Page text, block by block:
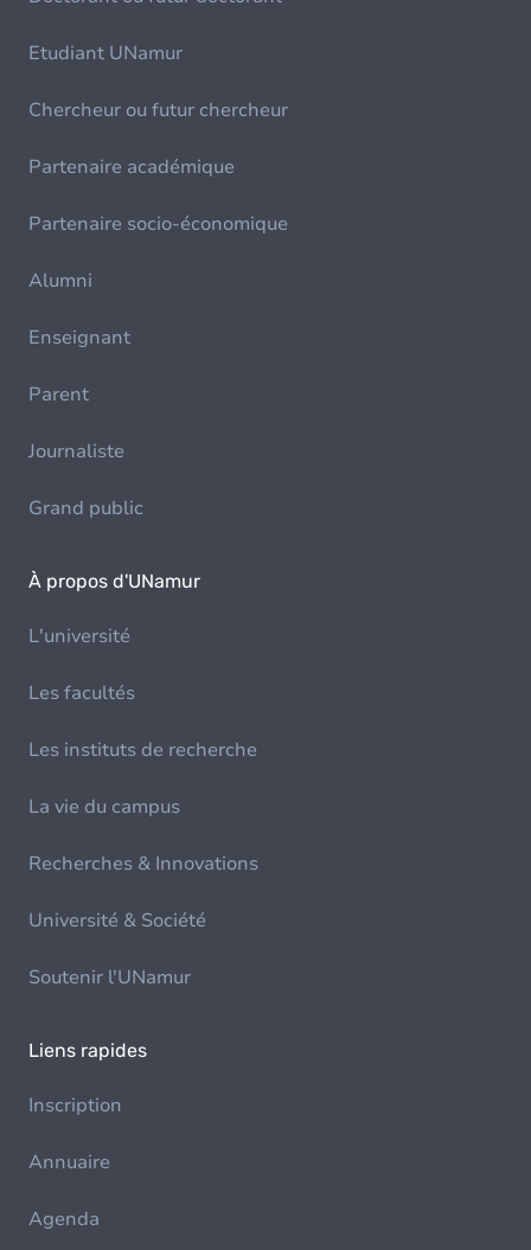
Etudiant UNamur
Chercheur ou futur chercheur
Partenaire académique
Partenaire socio-économique
Alumni
Enseignant
Parent
Journaliste
Grand public
À propos d'UNamur
L'université
Les facultés
Les instituts de recherche
La vie du campus
Recherches & Innovations
Université & Société
Soutenir l'UNamur
Liens rapides
Inscription
Annuaire
Agenda